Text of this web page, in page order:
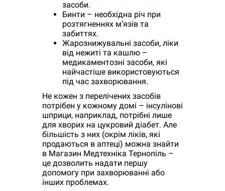
засоби.
Бинти – необхідна річ при
розтягненнях м’язів та
забиттях.
Жарознижувальні засоби, ліки
від нежиті та кашлю –
медикаментозні засоби, які
найчастіше використовуються
під час захворювання.
Не кожен з перелічених засобів
потрібен у кожному домі – інсулінові
шприци, наприклад, потрібні лише
для хворих на цукровий діабет. Але
більшість з них (окрім ліків, які
продаються в аптеці) можна знайти
в Магазин Медтехніка Тернопіль –
це дозволить надати першу
допомогу при захворюванні або
інших проблемах.